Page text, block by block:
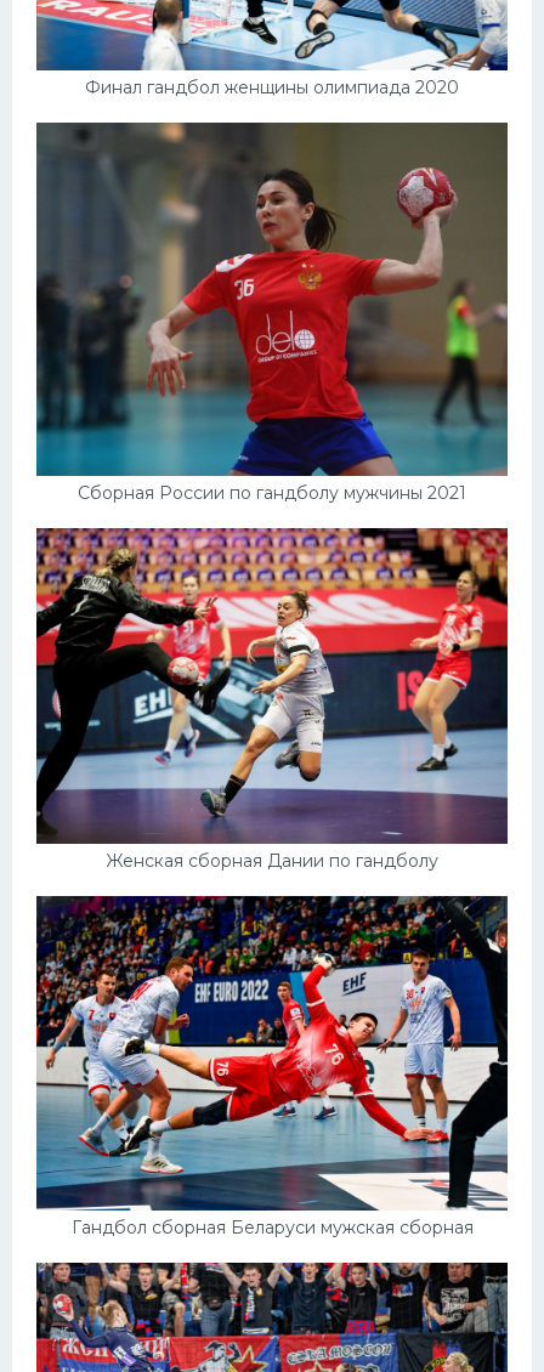
Финал гандбол женщины олимпиада 2020
Сборная России по гандболу мужчины 2021
Женская сборная Дании по гандболу
Гандбол сборная Беларуси мужская сборная